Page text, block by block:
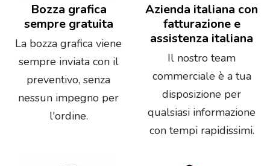
Bozza grafica
sempre gratuita
La bozza grafica viene
sempre inviata con il
preventivo, senza
nessun impegno per
l'ordine.
Azienda italiana con
fatturazione e
assistenza italiana
Il nostro team
commerciale è a tua
disposizione per
qualsiasi informazione
con tempi rapidissimi.